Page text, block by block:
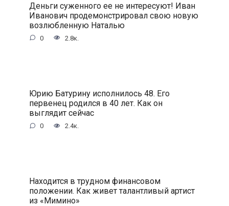
Деньги суженного ее не интересуют! Иван
Иванович продемонстрировал свою новую
возлюбленную Наталью
0 2.8к.
Юрию Батурину исполнилось 48. Его
первенец родился в 40 лет. Как он
выглядит сейчас
0 2.4к.
Находится в трудном финансовом
положении. Как живет талантливый артист
из «Мимино»